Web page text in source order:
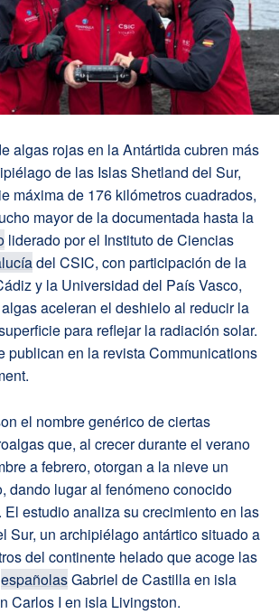
algas rojas en la Antártida cubren más
de las Islas Shetland del Sur,
máxima de 176 kilómetros cuadrados,
mayor de la documentada hasta la
liderado por el Instituto de Ciencias
del CSIC, con participación de la
y la Universidad del País Vasco,
aceleran el deshielo al reducir la
para reflejar la radiación solar.
publican en la revista Communications
el nombre genérico de ciertas
que, al crecer durante el verano
a febrero, otorgan a la nieve un
dando lugar al fenómeno conocido
El estudio analiza su crecimiento en las
Sur, un archipiélago antártico situado a
del continente helado que acoge las
españolasGabriel de Castilla en isla
Carlos I en isla Livingston.